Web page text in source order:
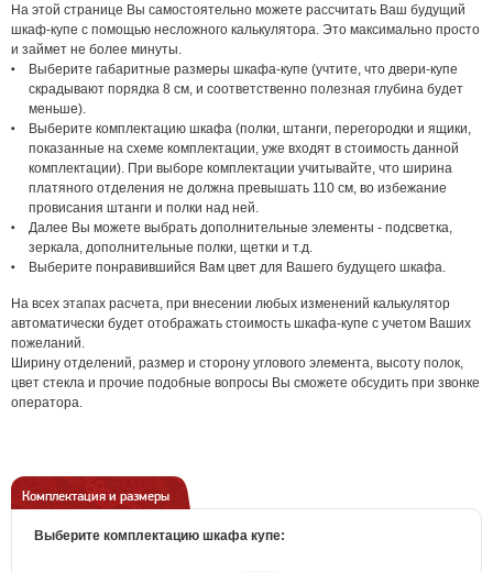
На этой странице Вы самостоятельно можете рассчитать Ваш будущий
шкаф-купе с помощью несложного калькулятора. Это максимально просто
и займет не более минуты.
Выберите габаритные размеры шкафа-купе (учтите, что двери-купе
скрадывают порядка 8 см, и соответственно полезная глубина будет
меньше).
Выберите комплектацию шкафа (полки, штанги, перегородки и ящики,
показанные на схеме комплектации, уже входят в стоимость данной
комплектации). При выборе комплектации учитывайте, что ширина
платяного отделения не должна превышать 110 см, во избежание
провисания штанги и полки над ней.
Далее Вы можете выбрать дополнительные элементы - подсветка,
зеркала, дополнительные полки, щетки и т.д.
Выберите понравившийся Вам цвет для Вашего будущего шкафа.
На всех этапах расчета, при внесении любых изменений калькулятор
автоматически будет отображать стоимость шкафа-купе с учетом Ваших
пожеланий.
Ширину отделений, размер и сторону углового элемента, высоту полок,
цвет стекла и прочие подобные вопросы Вы сможете обсудить при звонке
оператора.
Комплектация и размеры
Выберите комплектацию шкафа купе: